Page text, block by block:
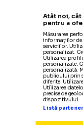
Atât noi,
pentru a
Măsurarea
informațiilor de
serviciilor.
personalizat.
Utilizarea
personalizate.
personalizată.
publicului prin
diferite.
Utilizarea
precise de
dispozitivului.
Listă